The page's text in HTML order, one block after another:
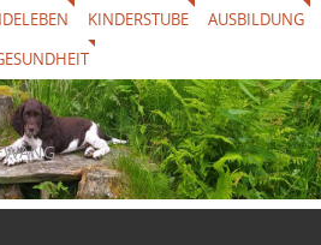
KINDERSTUBE
AUSBILDUNG